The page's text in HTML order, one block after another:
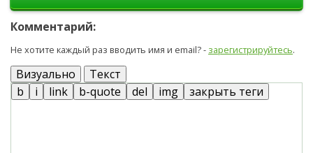
Комментарий:
Не хотите каждый раз вводить имя и email? - зарегистрируйтесь.
Визуально Текст